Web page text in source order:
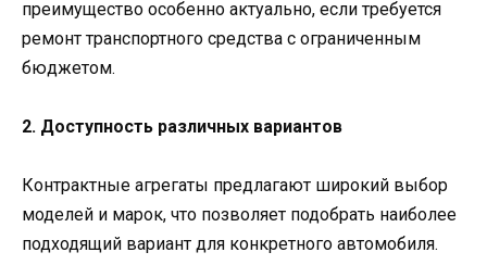
преимущество особенно актуально, если требуется
ремонт транспортного средства с ограниченным
бюджетом.
2. Доступность различных вариантов
Контрактные агрегаты предлагают широкий выбор
моделей и марок, что позволяет подобрать наиболее
подходящий вариант для конкретного автомобиля.